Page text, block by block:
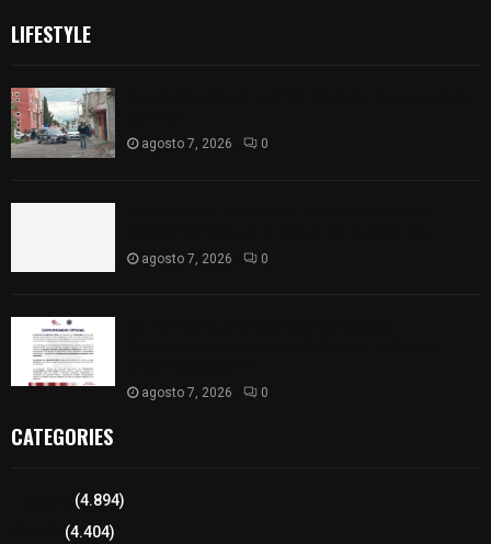
LIFESTYLE
agosto 7, 2026 0
agosto 7, 2026 0
agosto 7, 2026 0
CATEGORIES
(4.894)
(4.404)